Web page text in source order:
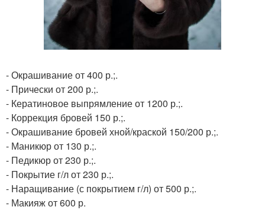
- Окрашивание от 400 р.;.
- Прически от 200 р.;.
- Кератиновое выпрямление от 1200 р.;.
- Коррекция бровей 150 р.;.
- Окрашивание бровей хной/краской 150/200 р.;.
- Маникюр от 130 р.;.
- Педикюр от 230 р.;.
- Покрытие г/л от 230 р.;.
- Наращивание (с покрытием г/л) от 500 р.;.
- Макияж от 600 р.